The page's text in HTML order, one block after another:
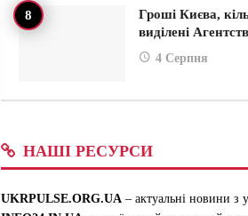
Гроші Києва,
виділені
4 Серпня
НАШІ РЕСУРСИ
UKRPULSE.ORG.UA – актуальні новини з